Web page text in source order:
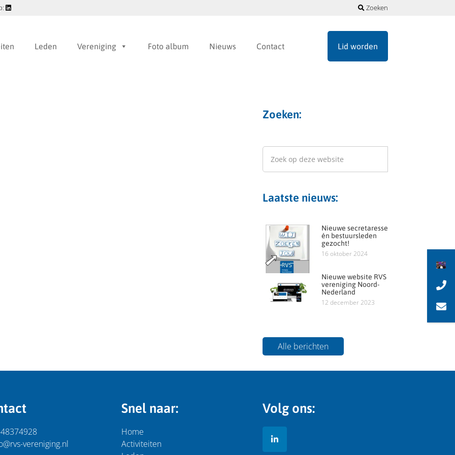
Zoeken
Leden Vereniging Foto album Nieuws Contact Lid worden
Zoeken:
Laatste nieuws:
Nieuwe secretaresse
én bestuursleden
gezocht!
16 oktober 2024
Nieuwe website RVS
vereniging Noord-
Nederland
12 december 2023
Alle berichten
vereniging.nl
Snel naar:
Home
Activiteiten
Volg ons: